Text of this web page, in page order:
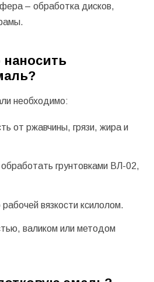
– обработка дисков,
наносить
необходимо:
от ржавчины, грязи, жира и
грунтовками ВЛ-02,
вязкости ксилолом.
валиком или методом